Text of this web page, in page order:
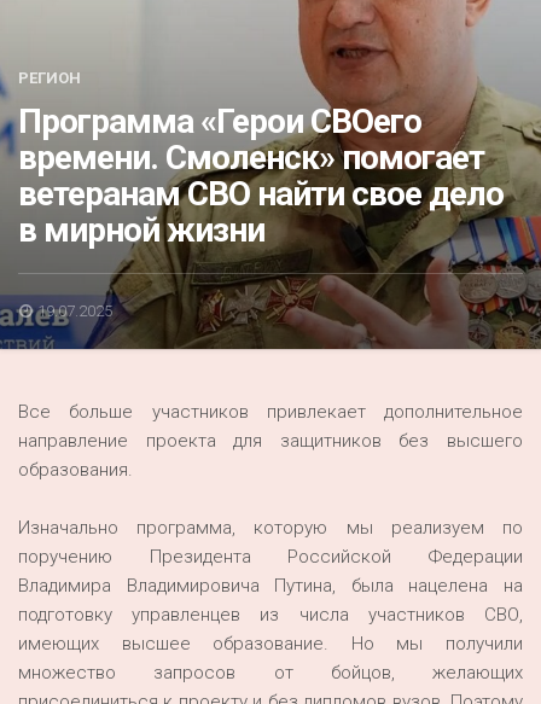
Акция
К 70-летию районного Дома культуры
Конкурс
Люди родного края
Национальные проекты
Память
Перепись — 2020
РЕГИОН
Программа «Герои СВОего
времени. Смоленск» помогает
ветеранам СВО найти свое дело
в мирной жизни
19.07.2025
Все больше участников привлекает дополнительное
направление проекта для защитников без высшего
образования.
Изначально программа, которую мы реализуем по
поручению Президента Российской Федерации
Владимира Владимировича Путина, была нацелена на
подготовку управленцев из числа участников СВО,
имеющих высшее образование. Но мы получили
множество запросов от бойцов, желающих